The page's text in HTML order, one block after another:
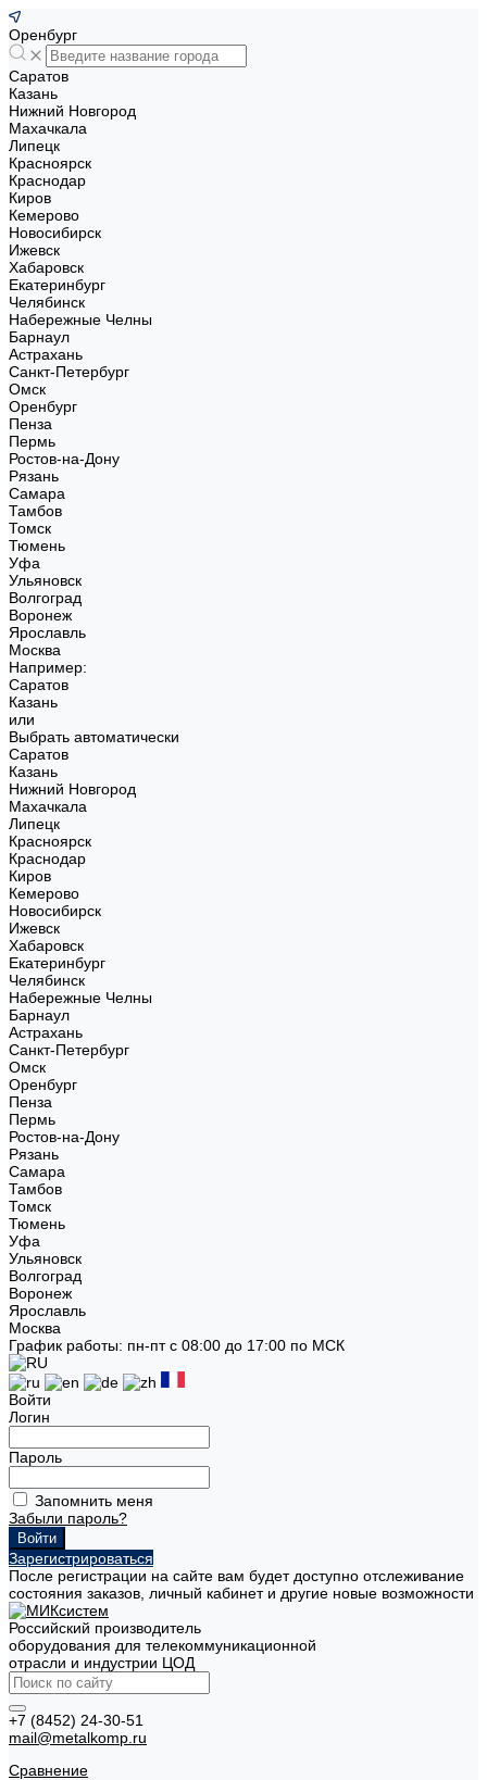
Оренбург
Саратов
Казань
Нижний Новгород
Махачкала
Липецк
Красноярск
Краснодар
Киров
Кемерово
Новосибирск
Ижевск
Хабаровск
Екатеринбург
Челябинск
Набережные Челны
Барнаул
Астрахань
Санкт-Петербург
Омск
Оренбург
Пенза
Пермь
Ростов-на-Дону
Рязань
Самара
Тамбов
Томск
Тюмень
Уфа
Ульяновск
Волгоград
Воронеж
Ярославль
Москва
Например:
Саратов
Казань
или
Выбрать автоматически
Саратов
Казань
Нижний Новгород
Махачкала
Липецк
Красноярск
Краснодар
Киров
Кемерово
Новосибирск
Ижевск
Хабаровск
Екатеринбург
Челябинск
Набережные Челны
Барнаул
Астрахань
Санкт-Петербург
Омск
Оренбург
Пенза
Пермь
Ростов-на-Дону
Рязань
Самара
Тамбов
Томск
Тюмень
Уфа
Ульяновск
Волгоград
Воронеж
Ярославль
Москва
График работы: пн-пт с 08:00 до 17:00 по МСК
Войти
Логин
Пароль
Запомнить меня
Забыли пароль?
Зарегистрироваться
После регистрации на сайте вам будет доступно отслеживание
состояния заказов, личный кабинет и другие новые возможности
Российский производитель
оборудования для телекоммуникационной
отрасли и индустрии ЦОД
+7 (8452) 24-30-51
mail@metalkomp.ru
Сравнение